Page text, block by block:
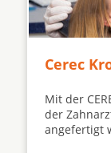
Cerec
Mit der
der
angefertigt